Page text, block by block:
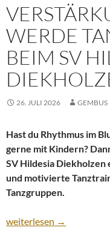
WERDE
BEIM SV
26. JULI 2026 GEMBUS
Hast du Rhythmus im
gerne mit Kindern?
SV Hildesia Diekholzen
und motivierte
Tanzgruppen.
Verstärkung gesucht:
weiterlesen →